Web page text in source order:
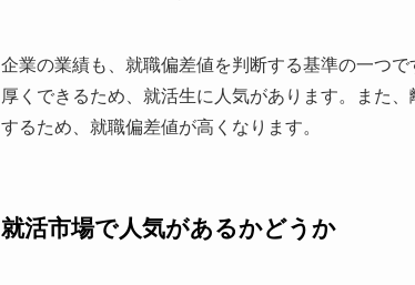
企業の業績も、就職偏差値を判断する基準の一つ
厚くできるため、就活生に人気があります。また
するため、就職偏差値が高くなります。
就活市場で人気があるかどうか